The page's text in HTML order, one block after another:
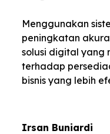
Menggunakan
peningkatan
solusi digital yang
terhadap
bisnis yang lebih
Irsan Buniardi